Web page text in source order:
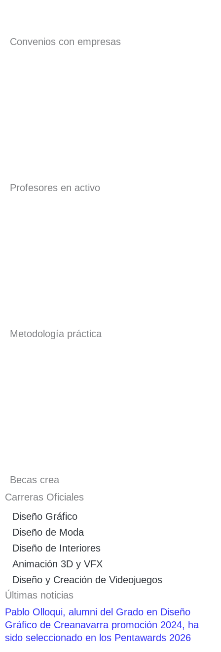
Convenios con empresas
Profesores en activo
Metodología práctica
Becas crea
Carreras Oficiales
Diseño Gráfico
Diseño de Moda
Diseño de Interiores
Animación 3D y VFX
Diseño y Creación de Videojuegos
Últimas noticias
Pablo Olloqui, alumni del Grado en Diseño
Gráfico de Creanavarra promoción 2024, ha
sido seleccionado en los Pentawards 2026